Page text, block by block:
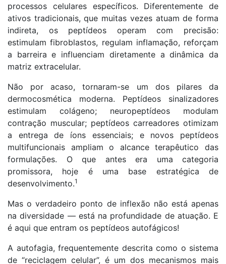
processos celulares específicos. Diferentemente de
ativos tradicionais, que muitas vezes atuam de forma
indireta, os peptídeos operam com precisão:
estimulam fibroblastos, regulam inflamação, reforçam
a barreira e influenciam diretamente a dinâmica da
matriz extracelular.
Não por acaso, tornaram-se um dos pilares da
dermocosmética moderna. Peptídeos sinalizadores
estimulam colágeno; neuropeptídeos modulam
contração muscular; peptídeos carreadores otimizam
a entrega de íons essenciais; e novos peptídeos
multifuncionais ampliam o alcance terapêutico das
formulações. O que antes era uma categoria
promissora, hoje é uma base estratégica de
desenvolvimento.1
Mas o verdadeiro ponto de inflexão não está apenas
na diversidade — está na profundidade de atuação. E
é aqui que entram os peptídeos autofágicos!
A autofagia, frequentemente descrita como o sistema
de “reciclagem celular”, é um dos mecanismos mais